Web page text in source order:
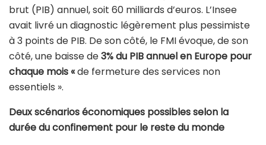
brut (PIB) annuel, soit 60 milliards d’euros. L’Insee
avait livré un diagnostic légèrement plus pessimiste
à 3 points de PIB. De son côté, le FMI évoque, de son
côté, une baisse de3% du PIB annuel en Europe pour
chaque mois «de fermeture des services non
essentiels ».
Deux scénarios économiques possibles selon la
durée du confinement pour le reste du monde